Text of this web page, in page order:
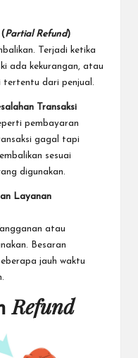
Partial Refund)
Terjadi ketika
ada kekurangan, atau
dari penjual.
Transaksi
pembayaran
gagal tapi
sesuai
digunakan.
Layanan
atau
Besaran
jauh waktu
Refund